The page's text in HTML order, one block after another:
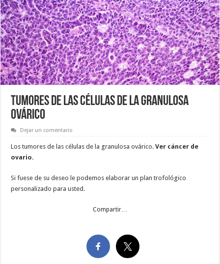
TUMORES DE LAS CÉLULAS DE LA GRANULOSA
OVÁRICO
Dejar un comentario
Los tumores de las células de la granulosa ovárico.Ver cáncer de
ovario.
Si fuese de su deseo le podemos elaborar un plan trofológico
personalizado para usted.
Compartir…